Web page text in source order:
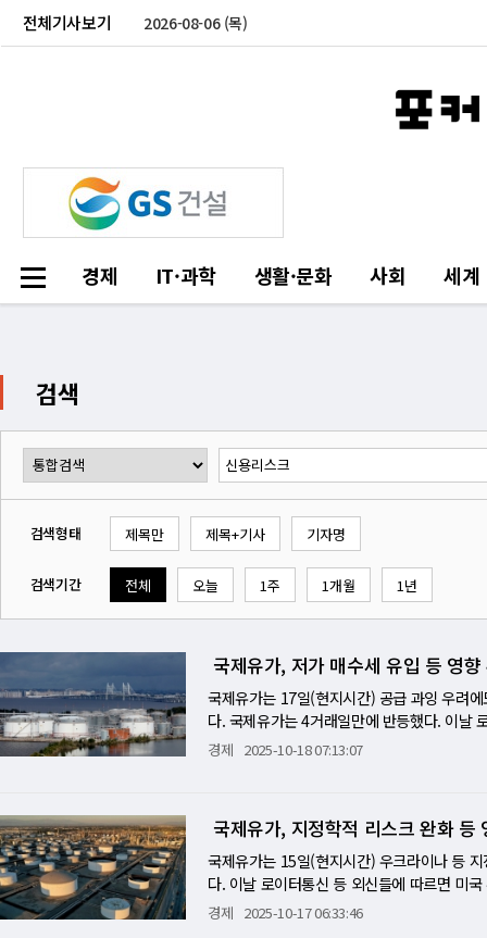
전체기사보기 2026-08-06 (목)
경제 IT·과학 생활·문화 사회 세계
검색
검색형태 제목만 제목+기사 기자명
검색기간 전체 오늘 1주 1개월 1년
국제유가, 저가 매수세 유입 등 영
국제유가는 17일(현지시간) 공급 과잉 우려
다. 국제유가는 4거래일만에 반등했다. 이날
유(WTI) 11월물 가격은 전거래일보다
면서 매수세가 강해지면서 반등했다. 도널
정상회담을 갖기로 합의하면서 우크라이나
올 가능성과 연결되면서 과잉 공급이란 문제
고 밝히자 국제유가는 하락분을 만회하고 결
는 우크라이나에 많은 무기를 보낼 필요가
경제 2025-10-18 07:13:07
국제유가, 지정학적 리스크 완화 등
국제유가는 15일(현지시간) 우크라이나 등
다. 이날 로이터통신 등 외신들에 따르면 미
다 1.4%(81센트) 내린 배럴당 57.46달러에
경제 2025-10-17 06:33:46